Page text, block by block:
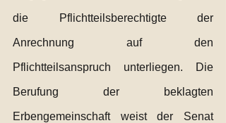
die Pflichtteilsberechtigte der
Anrechnung auf den
Pflichtteilsanspruch unterliegen. Die
Berufung der beklagten
Erbengemeinschaft weist der Senat